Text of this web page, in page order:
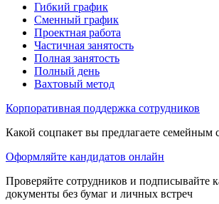
Гибкий график
Сменный график
Проектная работа
Частичная занятость
Полная занятость
Полный день
Вахтовый метод
Корпоративная поддержка сотрудников
Какой соцпакет вы предлагаете семейным
Оформляйте кандидатов онлайн
Проверяйте сотрудников и подписывайте
документы без бумаг и личных встреч